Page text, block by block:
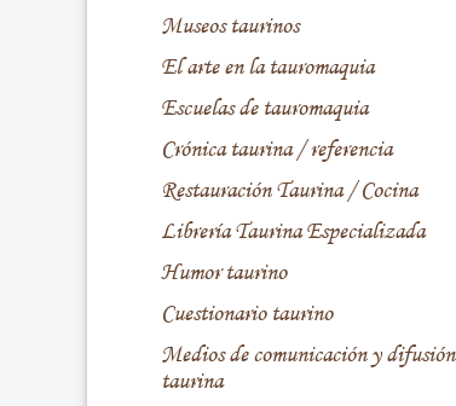
Museos taurinos
El arte en la tauromaquia
Escuelas de tauromaquia
Crónica taurina / referencia
Restauración Taurina / Cocina
Librería Taurina Especializada
Humor taurino
Cuestionario taurino
Medios de comunicación y difusión
taurina